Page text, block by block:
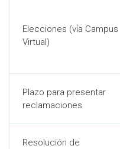
Elecciones (vía Campus
Virtual)
Plazo para presentar
reclamaciones
Resolución de